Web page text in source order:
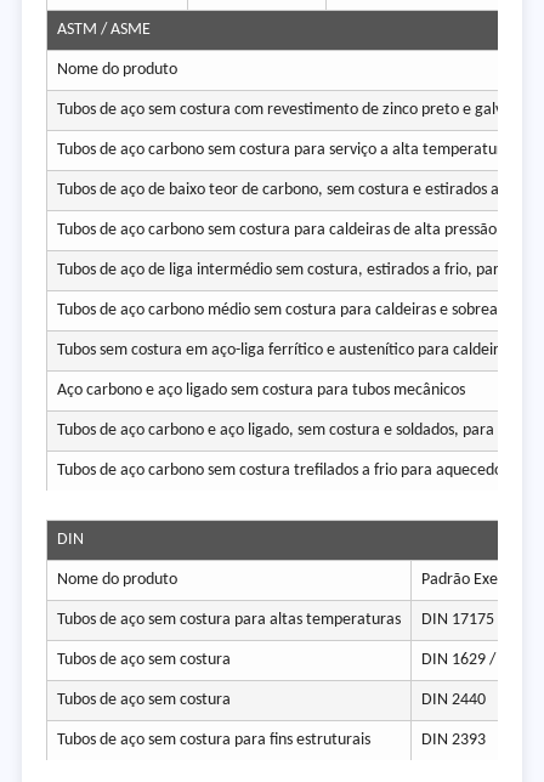
ASTM / ASME
Nome do produto
Tubos de aço sem costura com revestimento de zinco preto e
Tubos de aço carbono sem costura para serviço a alta temperatura
Tubos de aço de baixo teor de carbono, sem costura e estirados a frio,
Tubos de aço carbono sem costura para caldeiras de alta pressão.
Tubos de aço de liga intermédio sem costura, estirados a frio, para
Tubos de aço carbono médio sem costura para caldeiras e
Tubos sem costura em aço-liga ferrítico e austenítico para caldeiras,
Aço carbono e aço ligado sem costura para tubos mecânicos
Tubos de aço carbono e aço ligado, sem costura e soldados, para
Tubos de aço carbono sem costura trefilados a frio para aquecedores
DIN
Nome do produto Padrão Executivo
Tubos de aço sem costura para altas temperaturas DIN 17175
Tubos de aço sem costura DIN 1629 / DIN
Tubos de aço sem costura DIN 2440
Tubos de aço sem costura para fins estruturais DIN 2393